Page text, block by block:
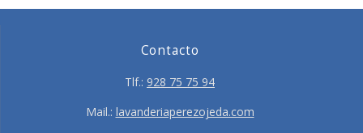
Contacto
Tlf.: 928 75 75 94
Mail.: lavanderiaperezojeda.com